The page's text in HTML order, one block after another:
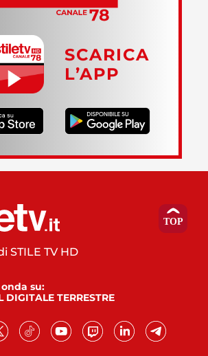
SCARICA
L’APP
STILE TV HD
onda su:
DIGITALE TERRESTRE